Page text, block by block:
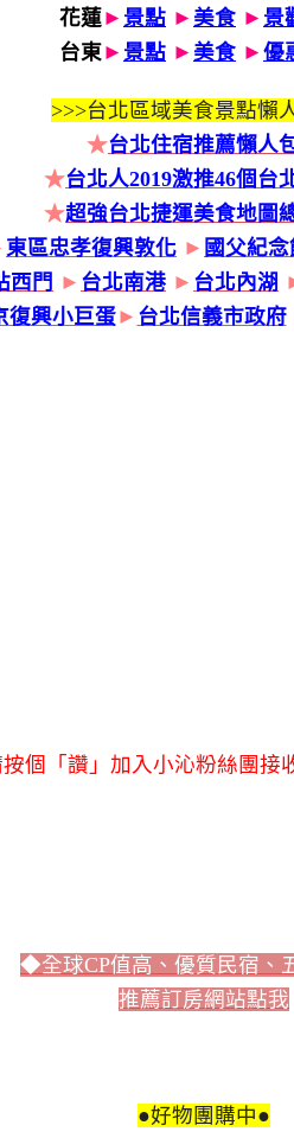
花蓮► 景點 ► 美食 ► 景
台東► 景點 ► 美食 ► 優
>>>台北區域美食景點懶
★台北住宿推薦懶人
★台北人2019激推46個台
★超強台北捷運美食地圖
東區忠孝復興敦化 ► 國父紀
西門 ► 台北南港 ► 台北內湖
復興小巨蛋► 台北信義市政府
個「讚」加入小沁粉絲團接
◆全球CP值高、優質民宿、
推薦訂房網站點我
●好物團購中●